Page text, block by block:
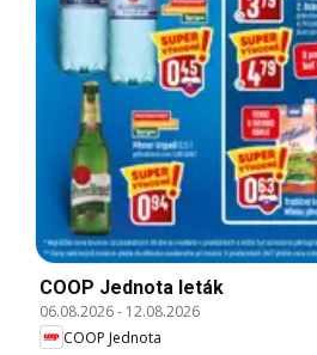
COOP Jednota leták
06.08.2026- 12.08.2026
COOP Jednota